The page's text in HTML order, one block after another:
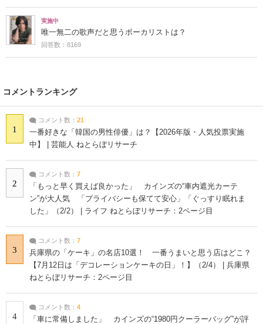
実施中
唯一無二の歌声だと思うボーカリストは？
回答数：8169
コメントランキング
1
コメント数： 21
一番好きな「韓国の男性俳優」は？【2026年版・人気投票実施
中】 | 芸能人 ねとらぼリサーチ
2
コメント数： 7
「もっと早く買えば良かった」 カインズの“車内遮光カーテ
ン”が大人気 「プライバシーも保てて安心」「ぐっすり眠れま
した」（2/2） | ライフ ねとらぼリサーチ：2ページ目
3
コメント数： 7
兵庫県の「ケーキ」の名店10選！ 一番うまいと思う店はどこ？
【7月12日は「デコレーションケーキの日」！】（2/4） | 兵庫県
ねとらぼリサーチ：2ページ目
4
コメント数： 4
「車に常備しました」 カインズの“1980円クーラーバッグ”が評